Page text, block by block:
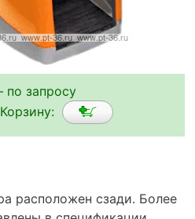
по запросу
расположен сзади. Более